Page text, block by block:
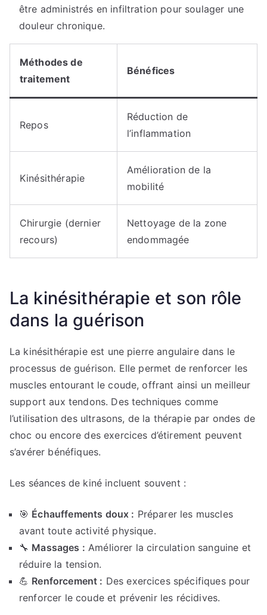
être administrés en infiltration pour soulager une
douleur chronique.
Méthodes de
traitement
Bénéfices
Repos
Réduction de
l’inflammation
Kinésithérapie
Amélioration de la
mobilité
Chirurgie (dernier
recours)
Nettoyage de la zone
endommagée
La kinésithérapie et son rôle
dans la guérison
La kinésithérapie est une pierre angulaire dans le
processus de guérison. Elle permet de renforcer les
muscles entourant le coude, offrant ainsi un meilleur
support aux tendons. Des techniques comme
l’utilisation des ultrasons, de la thérapie par ondes de
choc ou encore des exercices d’étirement peuvent
s’avérer bénéfiques.
Les séances de kiné incluent souvent :
🎯 Échauffements doux : Préparer les muscles
avant toute activité physique.
🔧 Massages : Améliorer la circulation sanguine et
réduire la tension.
💪 Renforcement : Des exercices spécifiques pour
renforcer le coude et prévenir les récidives.